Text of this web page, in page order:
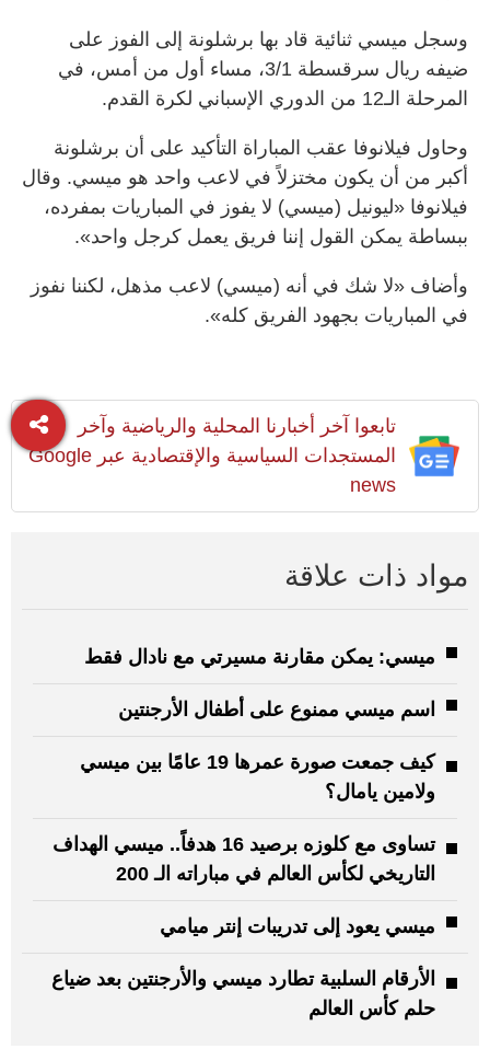
وسجل ميسي ثنائية قاد بها برشلونة إلى الفوز على
ضيفه ريال سرقسطة ‬3/‬1، مساء أول من أمس، في
المرحلة الـ‬12 من الدوري الإسباني لكرة القدم.
وحاول فيلانوفا عقب المباراة التأكيد على أن برشلونة
أكبر من أن يكون مختزلاً في لاعب واحد هو ميسي. وقال
فيلانوفا «ليونيل (ميسي) لا يفوز في المباريات بمفرده،
ببساطة يمكن القول إننا فريق يعمل كرجل واحد».
وأضاف «لا شك في أنه (ميسي) لاعب مذهل، لكننا نفوز
في المباريات بجهود الفريق كله».
تابعوا آخر أخبارنا المحلية والرياضية وآخر
المستجدات السياسية والإقتصادية عبر Google
news
مواد ذات علاقة
ميسي: يمكن مقارنة مسيرتي مع نادال فقط
اسم ميسي ممنوع على أطفال الأرجنتين
كيف جمعت صورة عمرها 19 عامًا بين ميسي
ولامين يامال؟
تساوى مع كلوزه برصيد 16 هدفاً.. ميسي الهداف
التاريخي لكأس العالم في مباراته الـ 200
ميسي يعود إلى تدريبات إنتر ميامي
الأرقام السلبية تطارد ميسي والأرجنتين بعد ضياع
حلم كأس العالم